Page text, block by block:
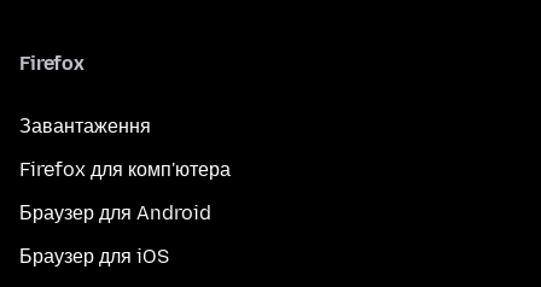
Firefox
Завантаження
Firefox для комп'ютера
Браузер для Android
Браузер для iOS